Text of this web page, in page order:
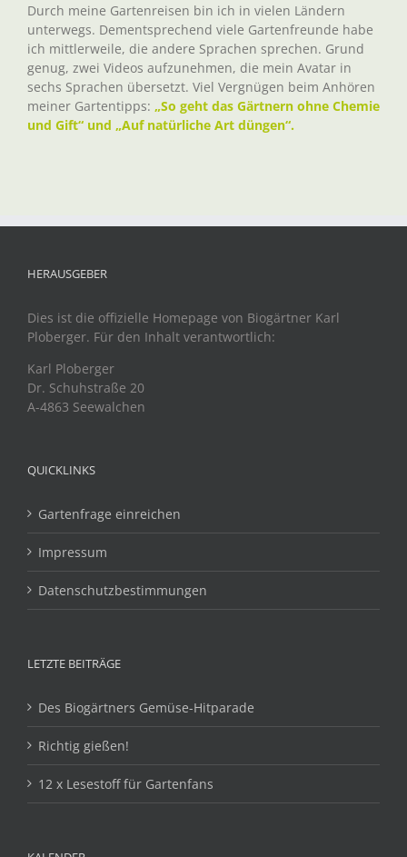
Durch meine Gartenreisen bin ich in vielen Ländern
unterwegs. Dementsprechend viele Gartenfreunde habe
ich mittlerweile, die andere Sprachen sprechen. Grund
genug, zwei Videos aufzunehmen, die mein Avatar in
sechs Sprachen übersetzt. Viel Vergnügen beim Anhören
meiner Gartentipps: „So geht das Gärtnern ohne Chemie
und Gift“ und „Auf natürliche Art düngen“.
HERAUSGEBER
Dies ist die offizielle Homepage von Biogärtner Karl
Ploberger. Für den Inhalt verantwortlich:
Karl Ploberger
Dr. Schuhstraße 20
A-4863 Seewalchen
QUICKLINKS
Gartenfrage einreichen
Impressum
Datenschutzbestimmungen
LETZTE BEITRÄGE
Des Biogärtners Gemüse-Hitparade
Richtig gießen!
12 x Lesestoff für Gartenfans